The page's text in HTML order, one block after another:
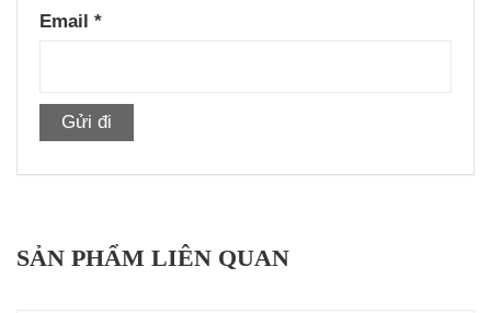
Email *
SẢN PHẨM LIÊN QUAN